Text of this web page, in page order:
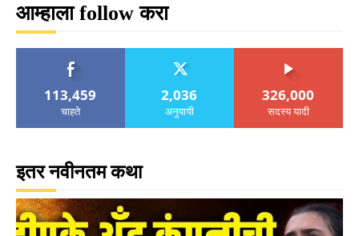
आम्हाला follow करा
113,459
चाहते
2,036
अनुयायी
326,000
सदस्य यादी
इतर नवीनतम कथा